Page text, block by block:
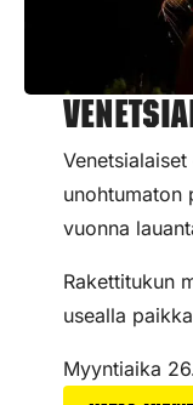
unohtumaton
vuonna
Rakettitukun
usealla
Myyntiaika